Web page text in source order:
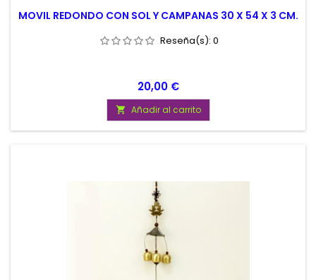
MOVIL REDONDO CON SOL Y CAMPANAS 30 X 54 X 3 CM.
Reseña(s): 0
Precio
20,00 €
 Añadir al carrito